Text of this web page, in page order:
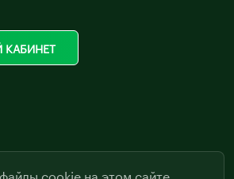
КАБИНЕТ
cookie на этом сайте